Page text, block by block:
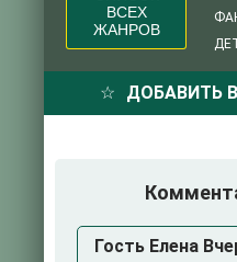
ВСЕХ
ЖАНРОВ
ДОБАВИТЬ
Гость Елена